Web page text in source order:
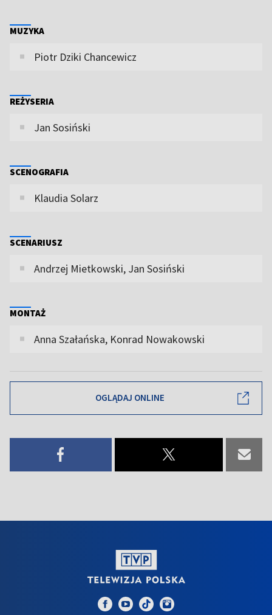
MUZYKA
Piotr Dziki Chancewicz
REŻYSERIA
Jan Sosiński
SCENOGRAFIA
Klaudia Solarz
SCENARIUSZ
Andrzej Mietkowski, Jan Sosiński
MONTAŻ
Anna Szałańska, Konrad Nowakowski
OGLĄDAJ ONLINE